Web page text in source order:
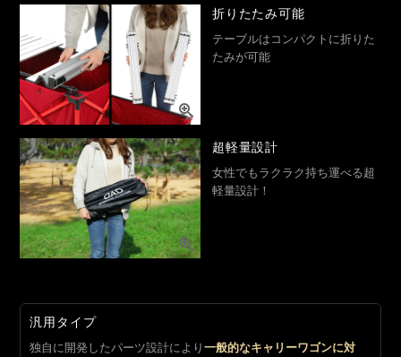
折りたたみ可能
テーブルはコンパクトに折りた
たみが可能
超軽量設計
女性でもラクラク持ち運べる超
軽量設計！
汎用タイプ
独自に開発したパーツ設計により一般的なキャリーワゴンに対